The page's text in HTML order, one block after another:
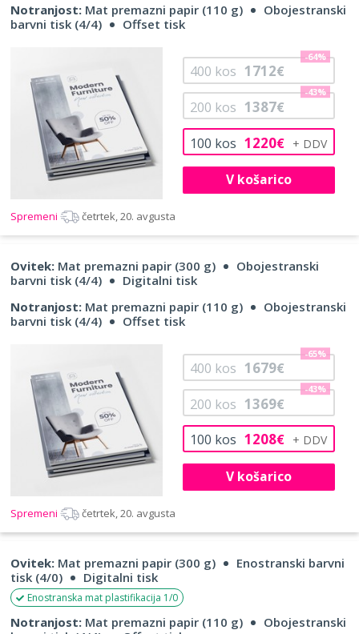
Notranjost: Mat premazni papir (110 g)
Obojestranski
barvni tisk (4/4)
Offset tisk
100 kos 1220€
200 kos 1387€
-43%
400 kos 1712€
-64%
V košarico
Spremeni četrtek, 20. avgusta
Ovitek: Mat premazni papir (300 g)
Obojestranski
barvni tisk (4/4)
Digitalni tisk
Notranjost: Mat premazni papir (110 g)
Obojestranski
barvni tisk (4/4)
Offset tisk
100 kos 1208€
200 kos 1369€
-43%
400 kos 1679€
-65%
V košarico
Spremeni četrtek, 20. avgusta
Ovitek: Mat premazni papir (300 g)
Enostranski barvni
tisk (4/0)
Digitalni tisk
Enostranska mat plastifikacija 1/0
Notranjost: Mat premazni papir (110 g)
Obojestranski